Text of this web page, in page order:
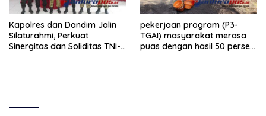
Kapolres dan Dandim Jalin
Silaturahmi, Perkuat
Sinergitas dan Soliditas TNI-
pekerjaan program (P3-
TGAI) masyarakat merasa
puas dengan hasil 50 persen